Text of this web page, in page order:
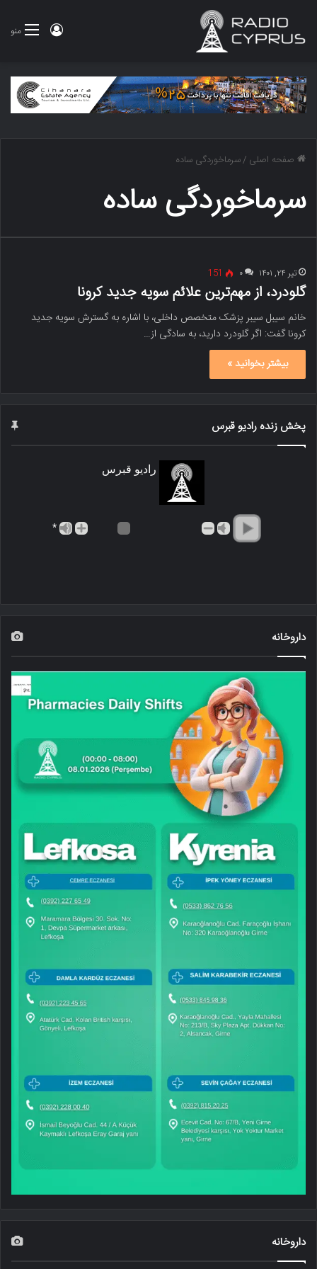
منو ورود
صفحه اصلی /سرماخوردگی ساده
سرماخوردگی ساده
تیر ۲۴, ۱۴۰۱ ۰ 151
گلودرد، از مهم‌ترین علائم سویه جدید کرونا
خانم سیبل سیبر پزشک متخصص داخلی، با اشاره به گسترش سویه جدید
کرونا گفت: اگر گلودرد دارید، به سادگی از…
بیشتر بخوانید »
پخش زنده رادیو قبرس
رادیو قبرس
*
داروخانه
داروخانه